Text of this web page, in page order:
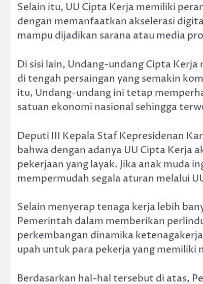
Selain itu, UU Cipta Kerja memiliki
dengan memanfaatkan akselerasi
mampu dijadikan sarana atau media
Di sisi lain, Undang-undang Cipta
di tengah persaingan yang semakin
itu, Undang-undang ini tetap
satuan ekonomi nasional sehingga
Deputi III Kepala Staf Kepresidenan
bahwa dengan adanya UU Cipta Kerja
pekerjaan yang layak. Jika anak muda
mempermudah segala aturan melalui
Selain menyerap tenaga kerja lebih
Pemerintah dalam memberikan
perkembangan dinamika
upah untuk para pekerja yang memiliki
Berdasarkan hal-hal tersebut di atas,